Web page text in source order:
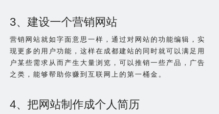
3、建设一个营销网站
营销网站就如字面意思一样，通过对网站的功能编辑，实
现更多的用户功能，这样在成都建站的同时就可以满足用
户某些需求从而产生大量浏览，可以推销一些产品，广告
之类，能够帮助你赚到互联网上的第一桶金。
4、把网站制作成个人简历